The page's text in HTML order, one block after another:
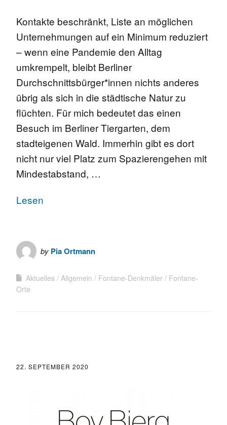
Kontakte beschränkt, Liste an möglichen
Unternehmungen auf ein Minimum reduziert
– wenn eine Pandemie den Alltag
umkrempelt, bleibt Berliner
Durchschnittsbürger*innen nichts anderes
übrig als sich in die städtische Natur zu
flüchten. Für mich bedeutet das einen
Besuch im Berliner Tiergarten, dem
stadteigenen Wald. Immerhin gibt es dort
nicht nur viel Platz zum Spazierengehen mit
Mindestabstand, …
Lesen
by Pia Ortmann
Aktuelles Allgemein Fontane-Denkmäler
Fontane-
Orte
22. SEPTEMBER 2020